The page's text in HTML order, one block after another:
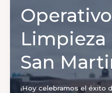
Limpieza
San
¡Hoy celebramos el éxito